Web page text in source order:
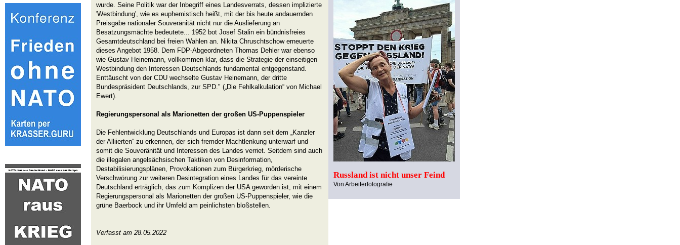
wurde. Seine Politik war der Inbegriff eines Landesverrats, dessen implizierte
'Westbindung', wie es euphemistisch heißt, mit der bis heute andauernden
Preisgabe nationaler Souveränität nicht nur die Auslieferung an
Besatzungsmächte bedeutete... 1952 bot Josef Stalin ein bündnisfreies
Gesamtdeutschland bei freien Wahlen an. Nikita Chruschtschow erneuerte
dieses Angebot 1958. Dem FDP-Abgeordneten Thomas Dehler war ebenso
wie Gustav Heinemann, vollkommen klar, dass die Strategie der einseitigen
Westbindung den Interessen Deutschlands fundamental entgegenstand.
Enttäuscht von der CDU wechselte Gustav Heinemann, der dritte
Bundespräsident Deutschlands, zur SPD." („Die Fehlkalkulation“ von Michael
Ewert).
Regierungspersonal als Marionetten der großen US-Puppenspieler
Die Fehlentwicklung Deutschlands und Europas ist dann seit dem „Kanzler
der Alliierten“ zu erkennen, der sich fremder Machtlenkung unterwarf und
somit die Souveränität und Interessen des Landes verriet. Seitdem sind auch
die illegalen angelsächsischen Taktiken von Desinformation,
Destabilisierungsplänen, Provokationen zum Bürgerkrieg, mörderische
Verschwörung zur weiteren Desintegration eines Landes für das vereinte
Deutschland erträglich, das zum Komplizen der USA geworden ist, mit einem
Regierungspersonal als Marionetten der großen US-Puppenspieler, wie die
grüne Baerbock und ihr Umfeld am peinlichsten bloßstellen.
Verfasst am 28.05.2022
Russland ist nicht unser Feind
Von Arbeiterfotografie